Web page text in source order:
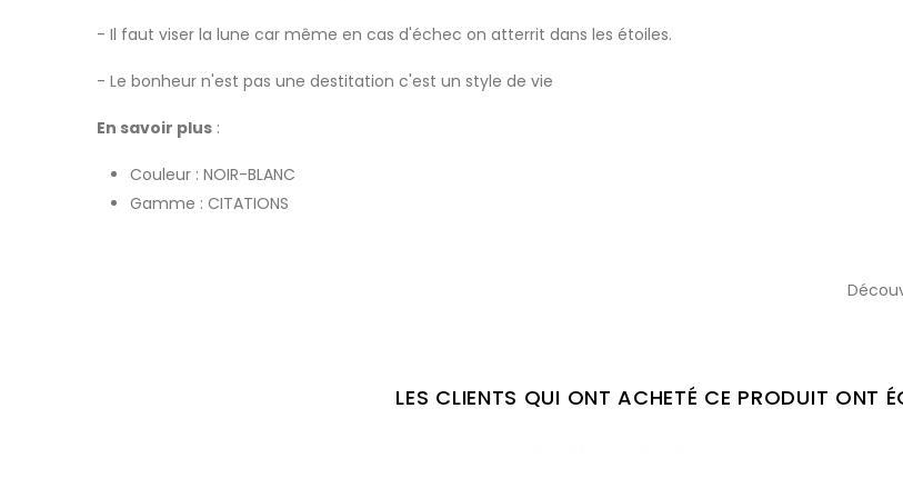
- Il faut viser la lune car même en cas d'échec on atterrit dans les étoiles.
- Le bonheur n'est pas une destitation c'est un style de vie
En savoir plus :
Couleur : NOIR-BLANC
Gamme : CITATIONS
LES CLIENTS QUI ONT ACHETÉ CE PRODUIT ONT